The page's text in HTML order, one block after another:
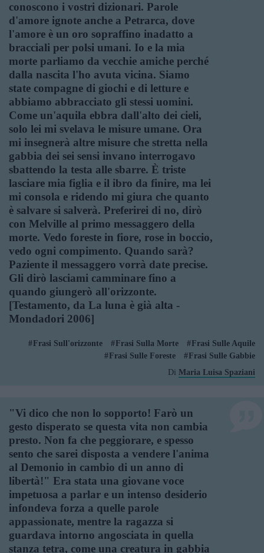
conoscono i vostri dizionari. Parole
d'amore ignote anche a Petrarca, dove
l'amore è un oro sopraffino inadatto a
bracciali per polsi umani. Io e la mia
morte parliamo da vecchie amiche perché
dalla nascita l'ho avuta vicina. Siamo
state compagne di giochi e di letture e
abbiamo abbracciato gli stessi uomini.
Come un'aquila ebbra dall'alto dei cieli,
solo lei mi svelava le misure umane. Ora
mi insegnerà altre misure che stretta nella
gabbia dei sei sensi invano interrogavo
sbattendo la testa alle sbarre. È triste
lasciare mia figlia e il ibro da finire, ma lei
mi consola e ridendo mi giura che quanto
è salvare si salverà. Preferirei di no, dirò
con Melville al primo messaggero della
morte. Vedo foreste in fiore, rose in boccio,
vedo ogni compimento. Quando sarà?
Paziente il messaggero vorrà date precise.
Gli dirò lasciami camminare fino a
quando giungerò all'orizzonte.
[Testamento, da La luna è già alta -
Mondadori 2006]
Frasi Sull'orizzonte Frasi Sulla Morte
Frasi Sulle Aquile
Frasi Sulle Foreste
Frasi Sulle Gabbie
Di Maria Luisa Spaziani
"Vi dico che non lo sopporto! Farò un
gesto disperato se questa vita non cambia
presto. Non fa che peggiorare, e spesso
sento che sarei disposta a vendere l'anima
al Demonio in cambio di un anno di
libertà!" Era stata una giovane voce
impetuosa a parlar e un intenso desiderio
infondeva forza a quelle parole
appassionate, mentre la ragazza si
guardava intorno angosciata in quella
stanza tetra, come una creatura in gabbia